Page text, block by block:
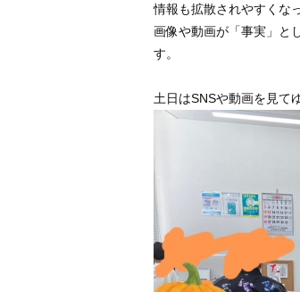
情報も拡散されやすくな
画像や動画が「事実」と
す。
土日はSNSや動画を見て